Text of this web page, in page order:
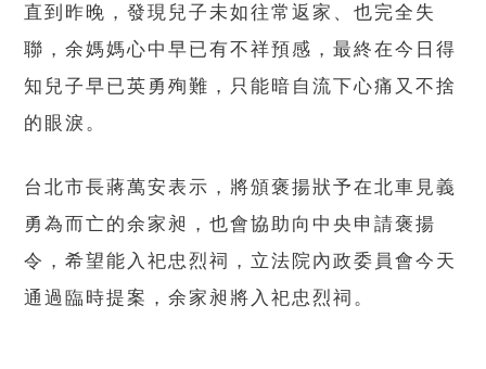
直到昨晚，發現兒子未如往常返家、也完全失
聯，余媽媽心中早已有不祥預感，最終在今日得
知兒子早已英勇殉難，只能暗自流下心痛又不捨
的眼淚。
台北市長蔣萬安表示，將頒褒揚狀予在北車見義
勇為而亡的余家昶，也會協助向中央申請褒揚
令，希望能入祀忠烈祠，立法院內政委員會今天
通過臨時提案，余家昶將入祀忠烈祠。